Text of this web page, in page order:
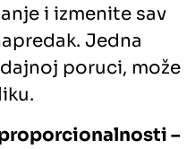
i izmenite sav
Jedna
poruci, može
–